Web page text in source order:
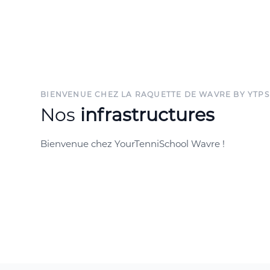
BIENVENUE CHEZ LA RAQUETTE DE WAVRE BY YTPS
Nos infrastructures
Bienvenue chez YourTenniSchool Wavre !